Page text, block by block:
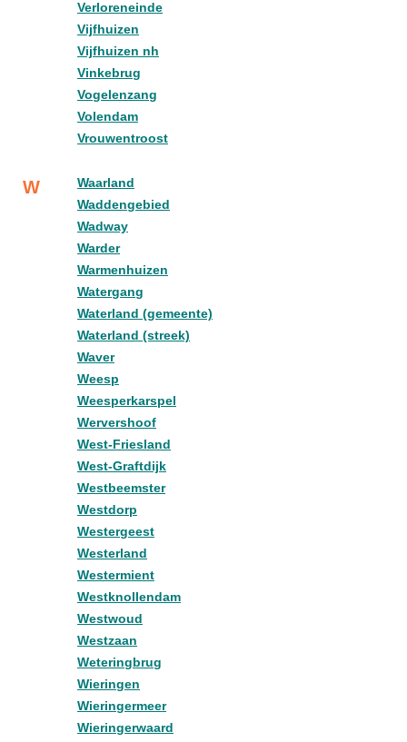
Verloreneinde
Vijfhuizen
Vijfhuizen nh
Vinkebrug
Vogelenzang
Volendam
Vrouwentroost
W
Waarland
Waddengebied
Wadway
Warder
Warmenhuizen
Watergang
Waterland (gemeente)
Waterland (streek)
Waver
Weesp
Weesperkarspel
Wervershoof
West-Friesland
West-Graftdijk
Westbeemster
Westdorp
Westergeest
Westerland
Westermient
Westknollendam
Westwoud
Westzaan
Weteringbrug
Wieringen
Wieringermeer
Wieringerwaard